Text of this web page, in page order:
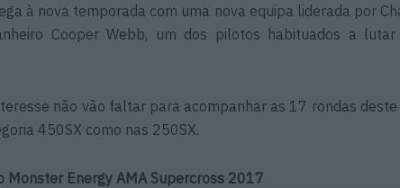
à nova temporada com uma nova equipa liderada por
Cooper Webb, um dos pilotos habituados a
não vão faltar para acompanhar as 17 rondas deste
450SX como nas 250SX.
Monster Energy AMA Supercross 2017